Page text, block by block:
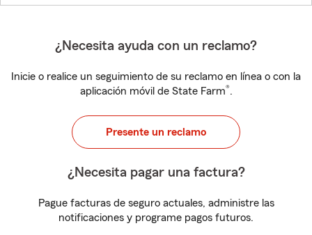
¿Necesita ayuda con un reclamo?
Inicie o realice un seguimiento de su reclamo en línea o con la
aplicación móvil de State Farm®.
Presente un reclamo
¿Necesita pagar una factura?
Pague facturas de seguro actuales, administre las
notificaciones y programe pagos futuros.